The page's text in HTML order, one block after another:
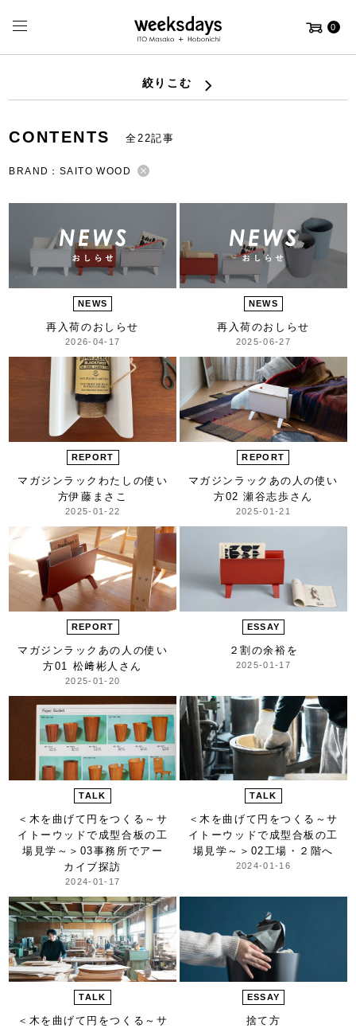
0
絞りこむ
CONTENTS 全22記事
BRAND：SAITO WOOD
NEWS
再入荷のおしらせ
2026-04-17
NEWS
再入荷のおしらせ
2025-06-27
REPORT
マガジンラック わたしの使い
方伊藤まさこ
2025-01-22
REPORT
マガジンラック あの人の使い
方02 瀬谷志歩さん
2025-01-21
REPORT
マガジンラック あの人の使い
方01 松﨑彬人さん
2025-01-20
ESSAY
２割の余裕を
2025-01-17
TALK
＜木を曲げて円をつくる～サ
イトーウッドで成型合板の工
場見学～＞ 03事務所でアー
カイブ探訪
2024-01-17
TALK
＜木を曲げて円をつくる～サ
イトーウッドで成型合板の工
場見学～＞ 02工場・２階へ
2024-01-16
TALK
＜木を曲げて円をつくる～サ
ESSAY
捨て方